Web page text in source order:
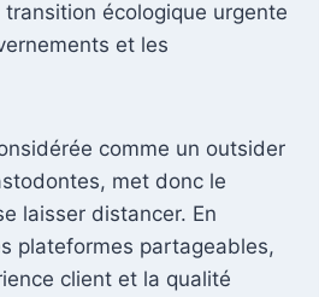
écologique urgente
et les
comme un outsider
met donc le
laisser distancer. En
plateformes partageables,
client et la qualité